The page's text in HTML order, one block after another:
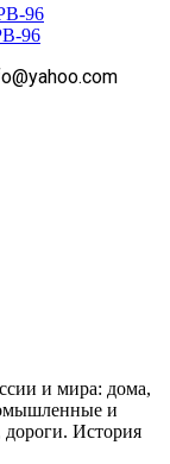
96
96
и мира: дома,
и
История